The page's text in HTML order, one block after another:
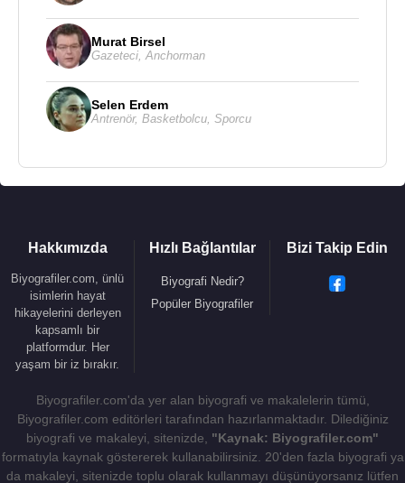
Murat Birsel
Gazeteci Anchorman
Selen Erdem
Antrenör, Basketbolcu Sporcu
Hakkımızda
Biyografiler.com, ünlü
isimlerin hayat
hikayelerini derleyen
kapsamlı bir
platformdur. Her
yaşam bir iz bırakır.
Hızlı Bağlantılar
Biyografi Nedir?
Popüler Biyografiler
Bizi Takip Edin
Biyografiler.com'da yer alan biyografi ve makalelerin tümü,
Biyografiler.com editörleri tarafından hazırlanmaktadır. Dilediğiniz
biyografi ve makaleyi, sitenizde, "Kaynak: Biyografiler.com"
formatıyla kaynak göstererek kullanabilirsiniz. 20'den fazla biyografi ya
da makaleyi, sitenizde toplu olarak kullanmayı düşünüyorsanız lütfen